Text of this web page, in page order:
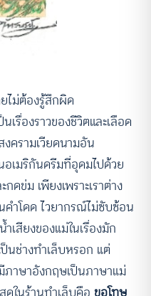
ไม่ต้องรู้สึกผิด
เรื่องราวของชีวิตและเลือด
ครามเวียดนามอัน
เมริกันดรีมที่อุดมไปด้วย
ดข่ม เพียงเพราะเราต่าง
คำโดด ไวยากรณ์ไม่ซับซ้อน
เสียงของแม่ในเรื่องมัก
ป็นช่างทำเล็บหรอก แต่
มีภาษาอังกฤษเป็นภาษาแม่